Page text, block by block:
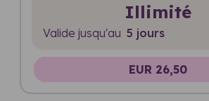
Illimité
Valide jusqu'au 5 jours
EUR 26,50